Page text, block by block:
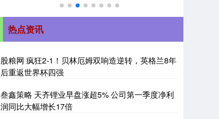
热点资讯
股粮网 疯狂2-1！贝林厄姆双响造逆转，英格兰8年
后重返世界杯四强
叁鑫策略 天齐锂业早盘涨超5% 公司第一季度净利
润同比大幅增长17倍